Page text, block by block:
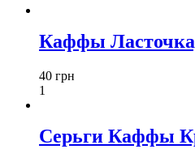
Каффы
40 грн
1
Серьги Каффы